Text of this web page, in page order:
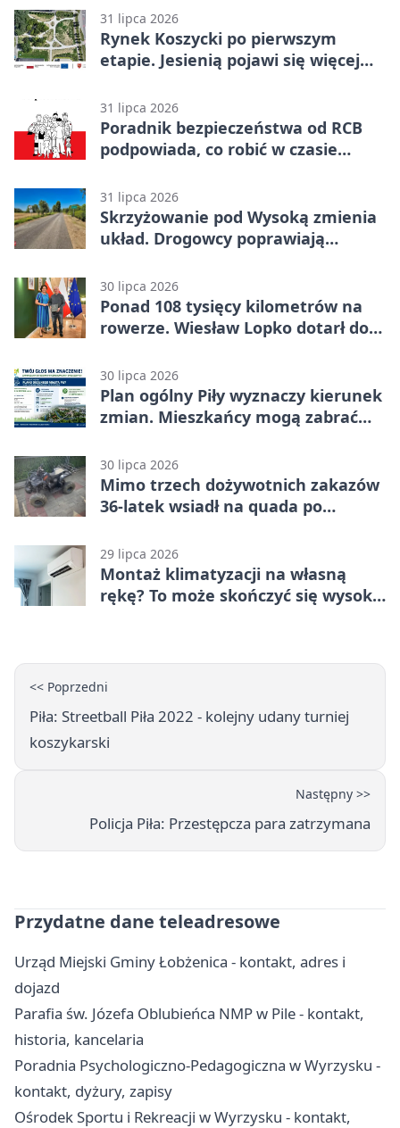
31 lipca 2026
Rynek Koszycki po pierwszym
etapie. Jesienią pojawi się więcej
31 lipca 2026
Poradnik bezpieczeństwa od RCB
podpowiada, co robić w czasie
31 lipca 2026
Skrzyżowanie pod Wysoką zmienia
układ. Drogowcy poprawiają
30 lipca 2026
Ponad 108 tysięcy kilometrów na
rowerze. Wiesław Lopko dotarł do
30 lipca 2026
Plan ogólny Piły wyznaczy kierunek
zmian. Mieszkańcy mogą zabrać
30 lipca 2026
Mimo trzech dożywotnich zakazów
36-latek wsiadł na quada po
29 lipca 2026
Montaż klimatyzacji na własną
rękę? To może skończyć się wysoką
<< Poprzedni
Piła: Streetball Piła 2022 - kolejny udany turniej
koszykarski
Następny >>
Policja Piła: Przestępcza para zatrzymana
Przydatne dane teleadresowe
Urząd Miejski Gminy Łobżenica - kontakt, adres i
dojazd
Parafia św. Józefa Oblubieńca NMP w Pile - kontakt,
historia, kancelaria
Poradnia Psychologiczno-Pedagogiczna w Wyrzysku -
kontakt, dyżury, zapisy
Ośrodek Sportu i Rekreacji w Wyrzysku - kontakt,